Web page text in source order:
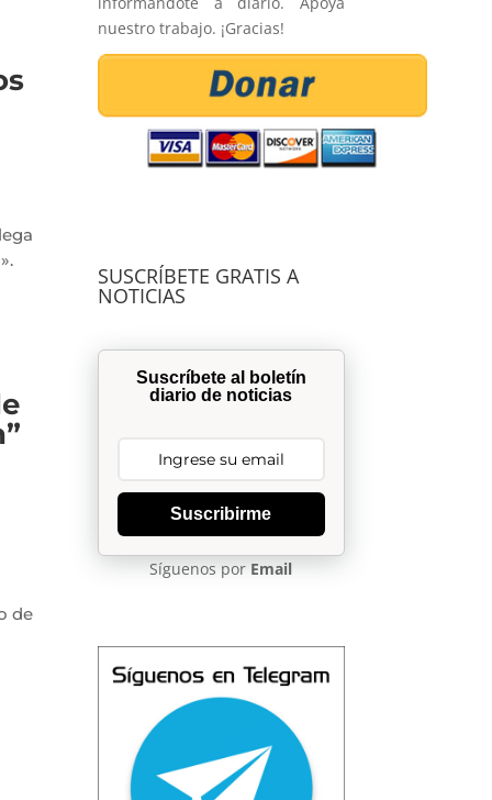
de
nuestro trabajo. ¡Gracias!
SUSCRÍBETE GRATIS A
NOTICIAS
Suscríbete al boletín
diario de noticias
Suscribirme
Síguenos por Email